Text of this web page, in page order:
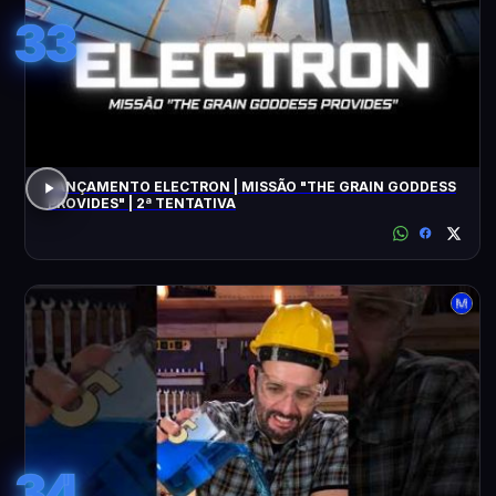
33
LANÇAMENTO ELECTRON | MISSÃO "THE GRAIN GODDESS
PROVIDES" | 2ª TENTATIVA